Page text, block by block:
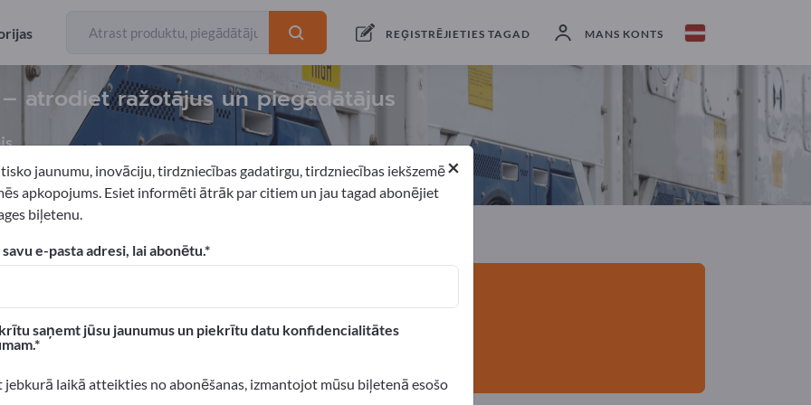
REĢISTRĒJIETIES TAGAD MANS KONTS
atrodiet ražotājus un piegādātājus
eksportētāji 3 Ražotājs
iekārtojums
kontakti >> sāciet šeit
produktus Exportpages.
>> publicējiet šeit
×
jaunumu, inovāciju, tirdzniecības gadatirgu, tirdzniecības iekšzemē
apkopojums. Esiet informēti ātrāk par citiem un jau tagad abonējiet
biļetenu.
e-pasta adresi, lai abonētu.
saņemt jūsu jaunumus un piekrītu datu konfidencialitātes
jebkurā laikā atteikties no abonēšanas, izmantojot mūsu biļetenā esošo